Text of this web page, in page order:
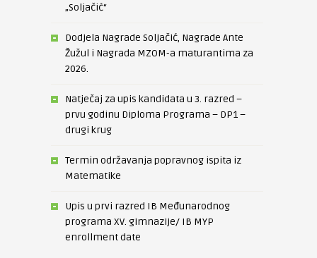
„Soljačić“
Dodjela Nagrade Soljačić, Nagrade Ante
Žužul i Nagrada MZOM-a maturantima za
2026.
Natječaj za upis kandidata u 3. razred –
prvu godinu Diploma Programa – DP1 –
drugi krug
Termin održavanja popravnog ispita iz
Matematike
Upis u prvi razred IB Međunarodnog
programa XV. gimnazije/ IB MYP
enrollment date